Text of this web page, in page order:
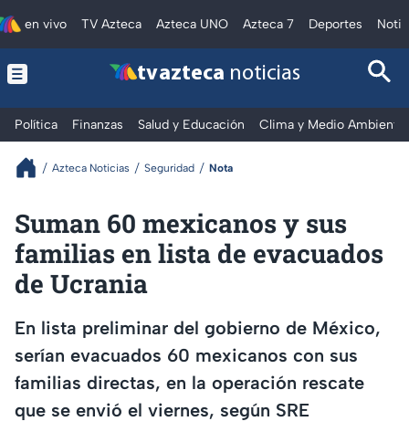
en vivo TV Azteca Azteca UNO Azteca 7 Deportes
tv azteca noticias
Política Finanzas Salud y Educación Clima y Medio Ambiente
Azteca Noticias Seguridad Nota
Suman 60 mexicanos y sus
familias en lista de evacuados
de Ucrania
En lista preliminar del gobierno de México,
serían evacuados 60 mexicanos con sus
familias directas, en la operación rescate
que se envió el viernes, según SRE